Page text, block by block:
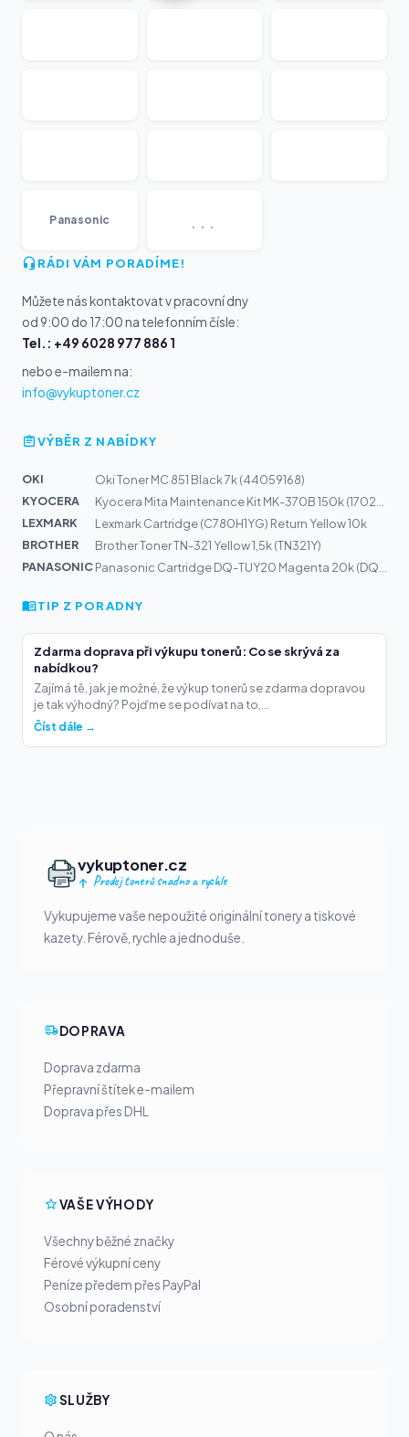
Panasonic ...
RÁDI VÁM PORADÍME!
Můžete nás kontaktovat v pracovní dny
od 9:00 do 17:00 na telefonním čísle:
Tel.: +49 6028 977 886 1
nebo e-mailem na:
info@vykuptoner.cz
VÝBĚR Z NABÍDKY
OKI
Oki Toner MC 851 Black 7k (44059168)
KYOCERA
LEXMARK
Lexmark Cartridge (C780H1YG) Return Yellow 10k
BROTHER
Brother Toner TN-321 Yellow 1,5k (TN321Y)
PANASONIC
TIP Z PORADNY
Zdarma doprava při výkupu tonerů: Co se skrývá za
nabídkou?
Zajímá tě, jak je možné, že výkup tonerů se zdarma dopravou
je tak výhodný? Pojďme se podívat na to,...
Číst dále →
vykuptoner.cz
Prodej tonerů snadno a rychle
Vykupujeme vaše nepoužité originální tonery a tiskové
kazety. Férově, rychle a jednoduše.
DOPRAVA
Doprava zdarma
Přepravní štítek e-mailem
Doprava přes DHL
VAŠE VÝHODY
Všechny běžné značky
Férové výkupní ceny
Peníze předem přes PayPal
Osobní poradenství
SLUŽBY